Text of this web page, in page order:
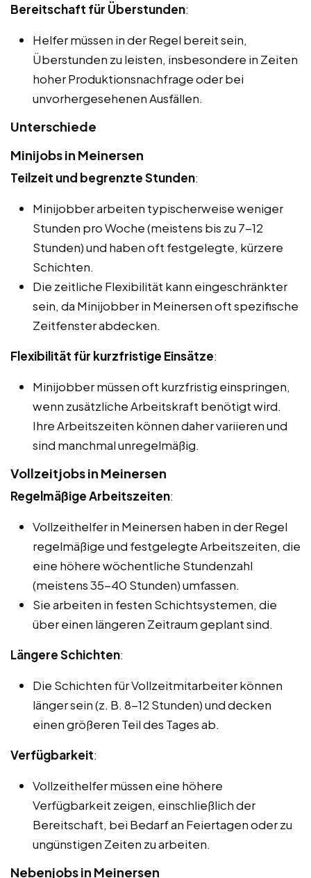
Bereitschaft für Überstunden:
Helfer müssen in der Regel bereit sein,
Überstunden zu leisten, insbesondere in Zeiten
hoher Produktionsnachfrage oder bei
unvorhergesehenen Ausfällen.
Unterschiede
Minijobs in Meinersen
Teilzeit und begrenzte Stunden:
Minijobber arbeiten typischerweise weniger
Stunden pro Woche (meistens bis zu 7-12
Stunden) und haben oft festgelegte, kürzere
Schichten.
Die zeitliche Flexibilität kann eingeschränkter
sein, da Minijobber in Meinersen oft spezifische
Zeitfenster abdecken.
Flexibilität für kurzfristige Einsätze:
Minijobber müssen oft kurzfristig einspringen,
wenn zusätzliche Arbeitskraft benötigt wird.
Ihre Arbeitszeiten können daher variieren und
sind manchmal unregelmäßig.
Vollzeitjobs in Meinersen
Regelmäßige Arbeitszeiten:
Vollzeithelfer in Meinersen haben in der Regel
regelmäßige und festgelegte Arbeitszeiten, die
eine höhere wöchentliche Stundenzahl
(meistens 35-40 Stunden) umfassen.
Sie arbeiten in festen Schichtsystemen, die
über einen längeren Zeitraum geplant sind.
Längere Schichten:
Die Schichten für Vollzeitmitarbeiter können
länger sein (z. B. 8-12 Stunden) und decken
einen größeren Teil des Tages ab.
Verfügbarkeit:
Vollzeithelfer müssen eine höhere
Verfügbarkeit zeigen, einschließlich der
Bereitschaft, bei Bedarf an Feiertagen oder zu
ungünstigen Zeiten zu arbeiten.
Nebenjobs in Meinersen